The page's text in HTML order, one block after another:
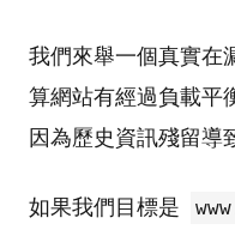
我們來舉一個真實在
算網站有經過負載平
因為歷史資訊殘留導
如果我們目標是